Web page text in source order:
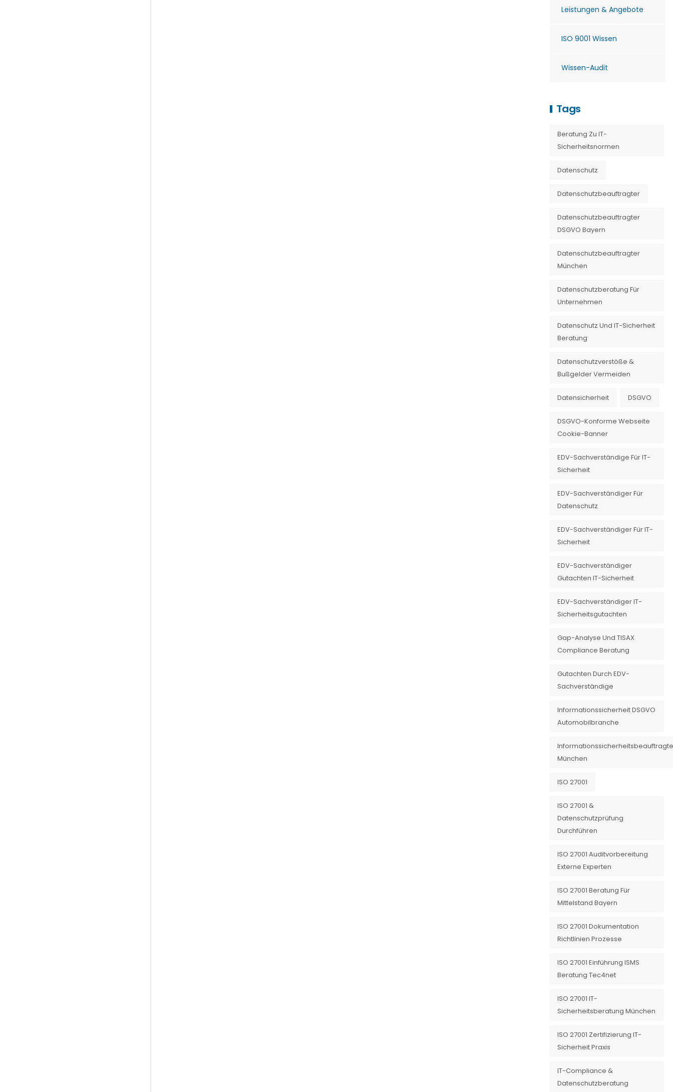
Leistungen & Angebote
ISO 9001 Wissen
Wissen-Audit
Tags
Beratung Zu IT-
Sicherheitsnormen
Datenschutz
Datenschutzbeauftragter
Datenschutzbeauftragter
DSGVO Bayern
Datenschutzbeauftragter
München
Datenschutzberatung Für
Unternehmen
Datenschutz Und IT-Sicherheit
Beratung
Datenschutzverstöße &
Bußgelder Vermeiden
Datensicherheit DSGVO
DSGVO-Konforme Webseite
Cookie-Banner
EDV-Sachverständige Für IT-
Sicherheit
EDV-Sachverständiger Für
Datenschutz
EDV-Sachverständiger Für IT-
Sicherheit
EDV-Sachverständiger
Gutachten IT-Sicherheit
EDV-Sachverständiger IT-
Sicherheitsgutachten
Gap-Analyse Und TISAX
Compliance Beratung
Gutachten Durch EDV-
Sachverständige
Informationssicherheit DSGVO
Automobilbranche
München
ISO 27001
ISO 27001 &
Datenschutzprüfung
Durchführen
ISO 27001 Auditvorbereitung
Externe Experten
ISO 27001 Beratung Für
Mittelstand Bayern
ISO 27001 Dokumentation
Richtlinien Prozesse
ISO 27001 Einführung ISMS
Beratung Tec4net
ISO 27001 IT-
Sicherheitsberatung München
ISO 27001 Zertifizierung IT-
Sicherheit Praxis
IT-Compliance &
Datenschutzberatung